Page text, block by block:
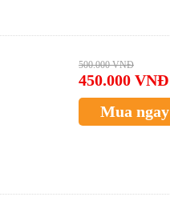
500.000 VNĐ
450.000 VNĐ
Mua ngay